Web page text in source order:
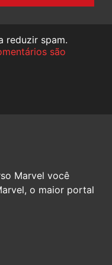
reduzir spam.
são
Marvel você
o maior portal